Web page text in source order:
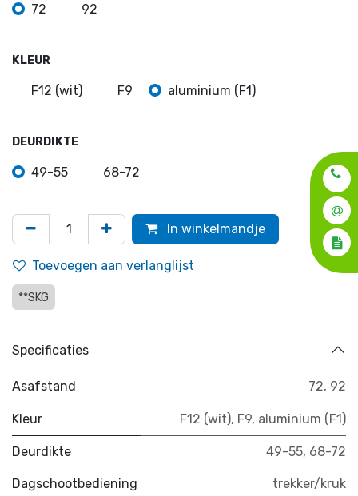
72 92
KLEUR
F12 (wit) F9 aluminium (F1)
DEURDIKTE
49-55 68-72
In winkelmandje
Toevoegen aan verlanglijst
**SKG
Specificaties
Asafstand 72, 92
Kleur F12 (wit), F9, aluminium (F1)
Deurdikte 49-55, 68-72
Dagschootbediening trekker/kruk